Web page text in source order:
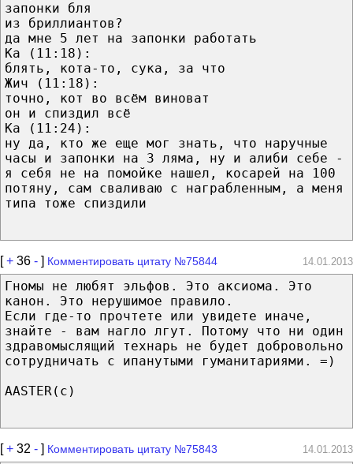
запонки бля
из бриллиантов?
да мне 5 лет на запонки работать
Ka ‎(11:18):
блять, кота-то, сука, за что
Жич ‎(11:18):
точно, кот во всём виноват
он и спиздил всё
Ka ‎(11:24):
ну да, кто же еще мог знать, что наручные
часы и запонки на 3 ляма, ну и алиби себе -
я себя не на помойке нашел, косарей на 100
потяну, сам сваливаю с награбленным, а меня
типа тоже спиздили
[+ 36 - ] Комментировать цитату №75844 14.01.2013
Гномы не любят эльфов. Это аксиома. Это
канон. Это нерушимое правило.
Если где-то прочтете или увидете иначе,
знайте - вам нагло лгут. Потому что ни один
здравомыслящий технарь не будет добровольно
сотрудничать с ипанутыми гуманитариями. =)
AASTER(с)
[+ 32 - ] Комментировать цитату №75843 14.01.2013